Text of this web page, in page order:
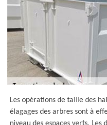
Les opérations de taille des
élagages des arbres sont à